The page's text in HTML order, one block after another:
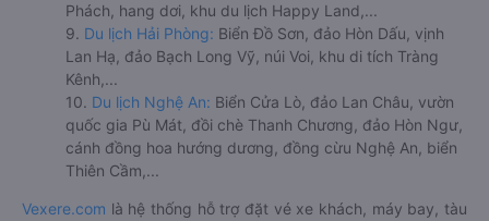
Phách, hang dơi, khu du lịch Happy Land,...
9. Du lịch Hải Phòng: Biển Đồ Sơn, đảo Hòn Dấu, vịnh
Lan Hạ, đảo Bạch Long Vỹ, núi Voi, khu di tích Tràng
Kênh,...
10. Du lịch Nghệ An: Biển Cửa Lò, đảo Lan Châu, vườn
quốc gia Pù Mát, đồi chè Thanh Chương, đảo Hòn Ngư,
cánh đồng hoa hướng dương, đồng cừu Nghệ An, biển
Thiên Cầm,...
Vexere.com là hệ thống hỗ trợ đặt vé xe khách, máy bay, tàu